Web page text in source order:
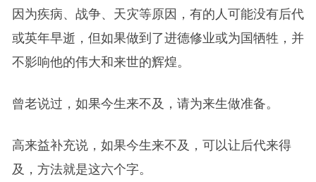
因为疾病、战争、天灾等原因，有的人可能没有后代
或英年早逝，但如果做到了进德修业或为国牺牲，并
不影响他的伟大和来世的辉煌。
曾老说过，如果今生来不及，请为来生做准备。
高来益补充说，如果今生来不及，可以让后代来得
及，方法就是这六个字。